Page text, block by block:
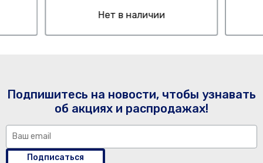
Нет в наличии
Подпишитесь на новости, чтобы узнавать
об акциях и распродажах!
Подписаться